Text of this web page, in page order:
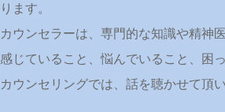
ります。
カウンセラーは、専門的な知識や精神
感じていること、悩んでいること、困
カウンセリングでは、話を聴かせて頂